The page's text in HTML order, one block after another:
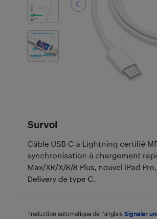
Photos
Survol
Câble USB C à Lightning certifié
synchronisation à chargement
Max/XR/X/8/8 Plus, nouvel iPad
Delivery de type C.
Traduction automatique de l'anglais. Signaler